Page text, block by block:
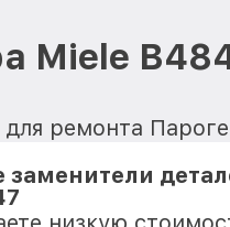
Miele
ремонта